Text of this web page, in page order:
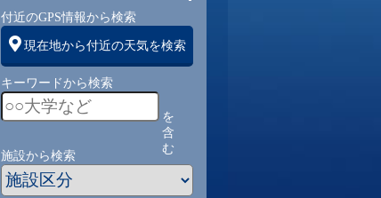
付近のGPS情報から検索
現在地から付近の天気を検索
キーワードから検索
を
含
む
施設から検索